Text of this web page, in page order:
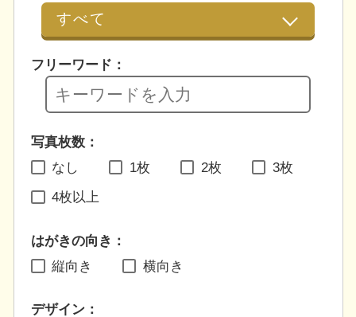
フリーワード：
写真枚数：
なし
1枚 2枚 3枚
4枚以上
はがきの向き：
縦向き
横向き
デザイン：